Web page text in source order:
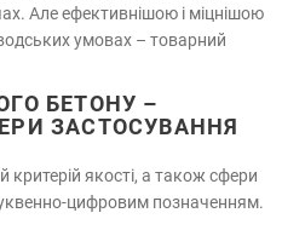
Але ефективнішою і міцнішою
умовах – товарний
БЕТОНУ –
ЗАСТОСУВАННЯ
якості, а також сфери
цифровим позначенням.